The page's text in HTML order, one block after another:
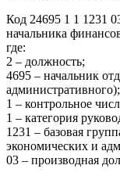
Код 24695 1 1 1231
начальника
где:
2 – должность;
4695 – начальник
административного);
1 – контрольное
1 – категория
1231 – базовая
экономических и
03 – производная